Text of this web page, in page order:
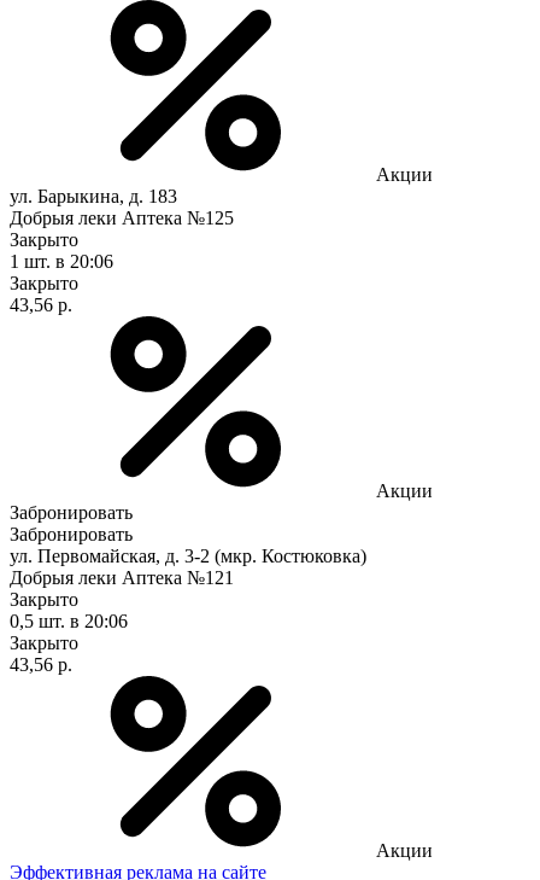
Акции
ул. Барыкина, д. 183
Добрыя леки Аптека №125
Закрыто
1 шт. в 20:06
Закрыто
43,56 р.
Акции
Забронировать
Забронировать
ул. Первомайская, д. 3-2 (мкр. Костюковка)
Добрыя леки Аптека №121
Закрыто
0,5 шт. в 20:06
Закрыто
43,56 р.
Акции
Эффективная реклама на сайте